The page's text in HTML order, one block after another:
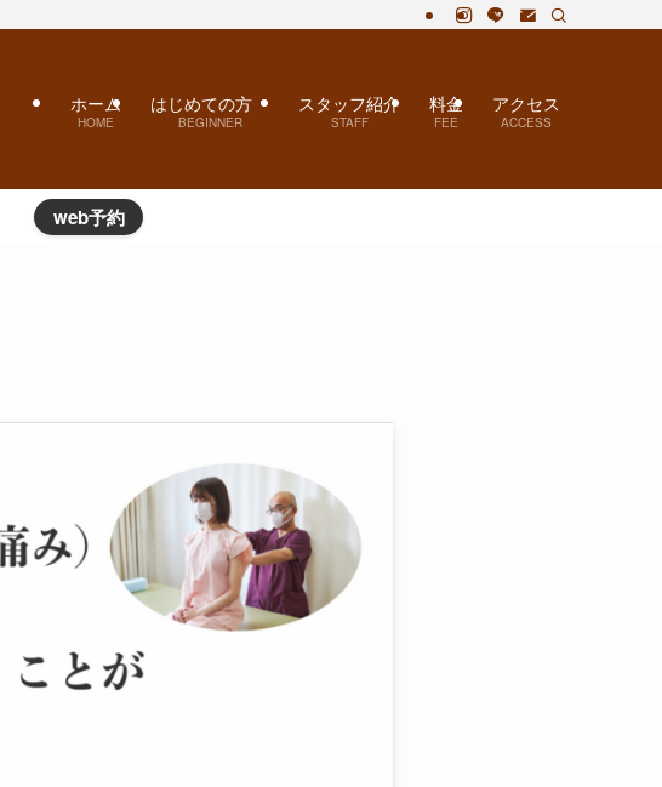
ぎっくり腰・自律神経失調症が人気！
ホーム
HOME
はじめての方
BEGINNER
スタッフ紹介
STAFF
料金
FEE
アクセス
ACCESS
web予約